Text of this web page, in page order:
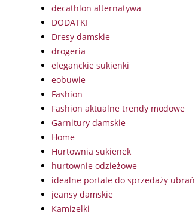
decathlon alternatywa
DODATKI
Dresy damskie
drogeria
eleganckie sukienki
eobuwie
Fashion
Fashion aktualne trendy modowe
Garnitury damskie
Home
Hurtownia sukienek
hurtownie odzieżowe
idealne portale do sprzedaży ubrań
jeansy damskie
Kamizelki